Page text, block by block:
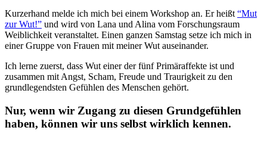
Kurzerhand melde ich mich bei einem Workshop an. Er heißt“Mut
zur Wut!” und wird von Lana und Alina vom Forschungsraum
Weiblichkeit veranstaltet. Einen ganzen Samstag setze ich mich in
einer Gruppe von Frauen mit meiner Wut auseinander.
Ich lerne zuerst, dass Wut einer der fünf Primäraffekte ist und
zusammen mit Angst, Scham, Freude und Traurigkeit zu den
grundlegendsten Gefühlen des Menschen gehört.
Nur, wenn wir Zugang zu diesen Grundgefühlen
haben, können wir uns selbst wirklich kennen.